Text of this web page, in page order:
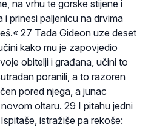
na vrhu te gorske stijene i
prinesi paljenicu na drvima
27 Tada Gideon uze deset
kako mu je zapovjedio
obitelji i građana, učini to
poranili, a to razoren
pored njega, a junac
oltaru. 29 I pitahu jedni
istražiše pa rekoše: